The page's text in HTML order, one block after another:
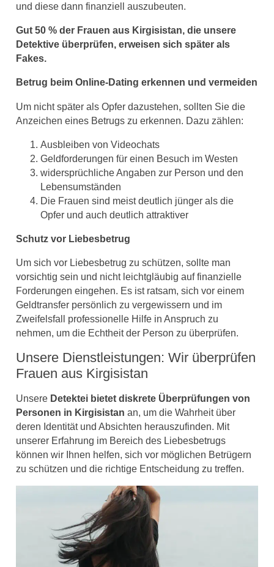
und diese dann finanziell auszubeuten.
Gut 50 % der Frauen aus Kirgisistan, die unsere
Detektive überprüfen, erweisen sich später als
Fakes.
Betrug beim Online-Dating erkennen und vermeiden
Um nicht später als Opfer dazustehen, sollten Sie die
Anzeichen eines Betrugs zu erkennen. Dazu zählen:
Ausbleiben von Videochats
Geldforderungen für einen Besuch im Westen
widersprüchliche Angaben zur Person und den
Lebensumständen
Die Frauen sind meist deutlich jünger als die
Opfer und auch deutlich attraktiver
Schutz vor Liebesbetrug
Um sich vor Liebesbetrug zu schützen, sollte man
vorsichtig sein und nicht leichtgläubig auf finanzielle
Forderungen eingehen. Es ist ratsam, sich vor einem
Geldtransfer persönlich zu vergewissern und im
Zweifelsfall professionelle Hilfe in Anspruch zu
nehmen, um die Echtheit der Person zu überprüfen.
Unsere Dienstleistungen: Wir überprüfen
Frauen aus Kirgisistan
Unsere Detektei bietet diskrete Überprüfungen von
Personen in Kirgisistan an, um die Wahrheit über
deren Identität und Absichten herauszufinden. Mit
unserer Erfahrung im Bereich des Liebesbetrugs
können wir Ihnen helfen, sich vor möglichen Betrügern
zu schützen und die richtige Entscheidung zu treffen.